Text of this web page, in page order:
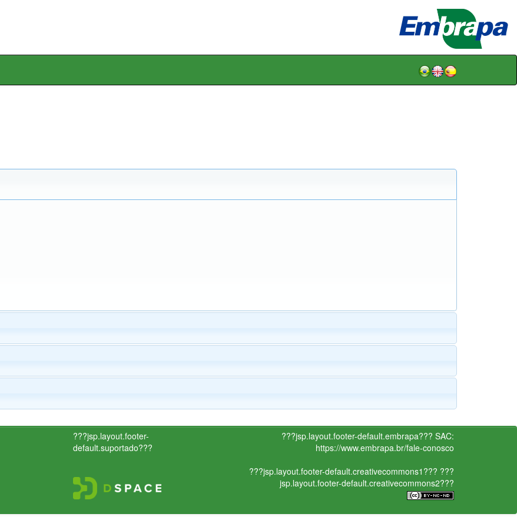
???jsp.layout.footer-
default.suportado???
???jsp.layout.footer-default.embrapa??? SAC:
https://www.embrapa.br/fale-conosco
???jsp.layout.footer-default.creativecommons1??? ???
jsp.layout.footer-default.creativecommons2???